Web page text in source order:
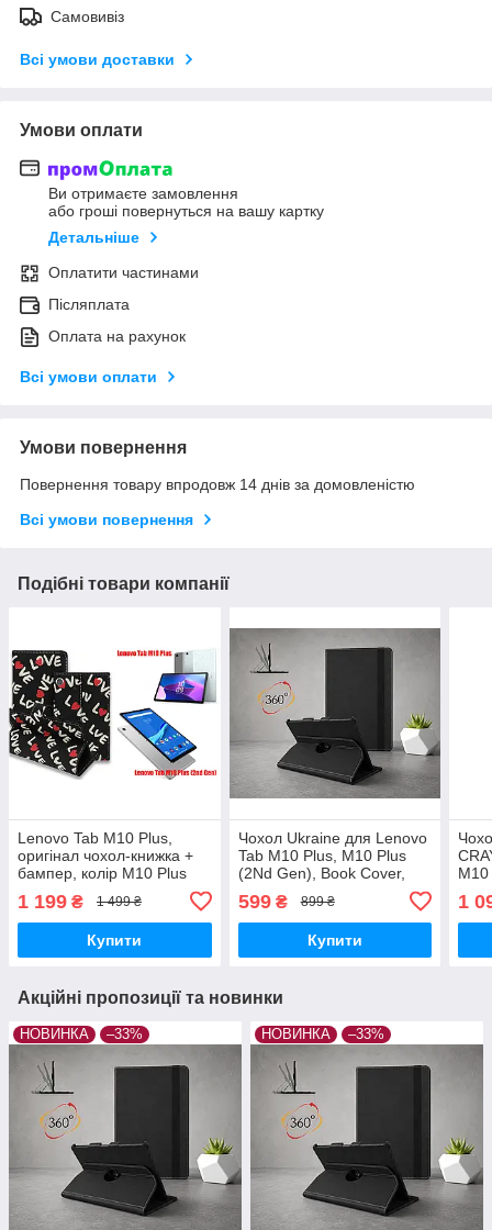
Самовивіз
Всі умови доставки
Умови оплати
Ви отримаєте замовлення
або гроші повернуться на вашу картку
Детальніше
Оплатити частинами
Післяплата
Оплата на рахунок
Всі умови оплати
Умови повернення
Повернення товару впродовж 14 днів за домовленістю
Всі умови повернення
Подібні товари компанії
Lenovo Tab M10 Plus,
оригінал чохол-книжка +
бампер, колір M10 Plus
1 199 ₴ 1 499 ₴
Купити
Чохол Ukraine для Lenovo
Tab M10 Plus, M10 Plus
(2Nd Gen), Book Cover,
599₴ 899 ₴
Купити
1
Акційні пропозиції та новинки
НОВИНКА –33% НОВИНКА –33%